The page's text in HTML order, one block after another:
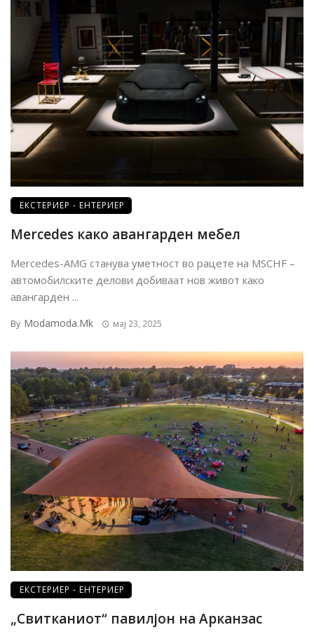
ЕКСТЕРИЕР - ЕНТЕРИЕР
Mercedes како авангарден мебел
Mercedes-AMG станува уметност во рацете на MSCHF –
автомобилските делови добиваат нов живот како
авангарден ...
By Modamoda.mk мај 23, 2025
ЕКСТЕРИЕР - ЕНТЕРИЕР
„Свитканиот“ павилјон на Арканзас